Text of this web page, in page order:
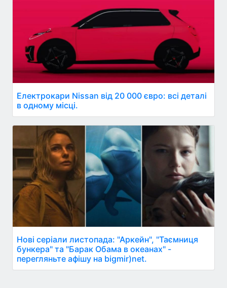
Електрокари Nissan від 20 000 євро: всі деталі
в одному місці.
Нові серіали листопада: "Аркейн", "Таємниця
бункера" та "Барак Обама в океанах" -
перегляньте афішу на bigmir)net.